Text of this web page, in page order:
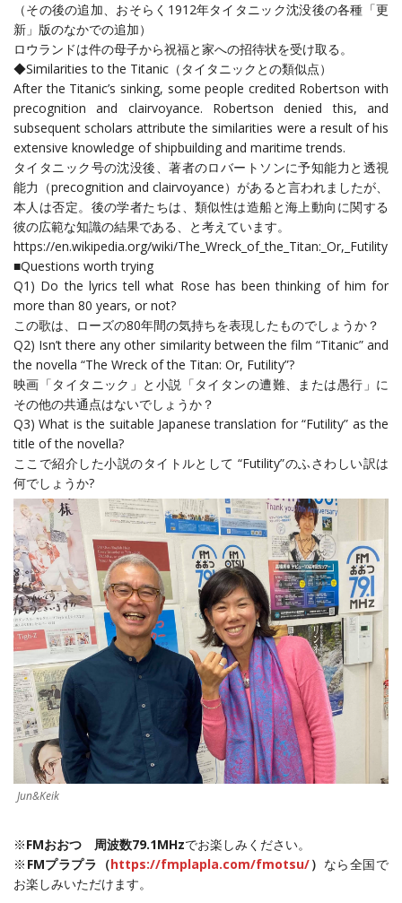
（その後の追加、おそらく1912年タイタニック沈没後の各種「更
新」版のなかでの追加）
ロウランドは件の母子から祝福と家への招待状を受け取る。
◆Similarities to the Titanic（タイタニックとの類似点）
After the Titanic’s sinking, some people credited Robertson with
precognition and clairvoyance. Robertson denied this, and
subsequent scholars attribute the similarities were a result of his
extensive knowledge of shipbuilding and maritime trends.
タイタニック号の沈没後、著者のロバートソンに予知能力と透視
能力（precognition and clairvoyance）があると言われましたが、
本人は否定。後の学者たちは、類似性は造船と海上動向に関する
彼の広範な知識の結果である、と考えています。
https://en.wikipedia.org/wiki/The_Wreck_of_the_Titan:_Or,_Futility
■Questions worth trying
Q1) Do the lyrics tell what Rose has been thinking of him for
more than 80 years, or not?
この歌は、ローズの80年間の気持ちを表現したものでしょうか？
Q2) Isn’t there any other similarity between the film “Titanic” and
the novella “The Wreck of the Titan: Or, Futility”?
映画「タイタニック」と小説「タイタンの遭難、または愚行」に
その他の共通点はないでしょうか？
Q3) What is the suitable Japanese translation for “Futility” as the
title of the novella?
ここで紹介した小説のタイトルとして “Futility”のふさわしい訳は
何でしょうか?
Jun&Keik
※FMおおつ 周波数79.1MHzでお楽しみください。
※ FMプラプラ（https://fmplapla.com/fmotsu/） なら全国で
お楽しみいただけます。